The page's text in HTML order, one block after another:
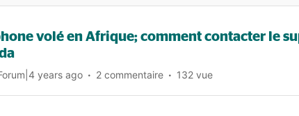
volé en Afrique; comment contacter le
years ago 2 commentaire 132 vue